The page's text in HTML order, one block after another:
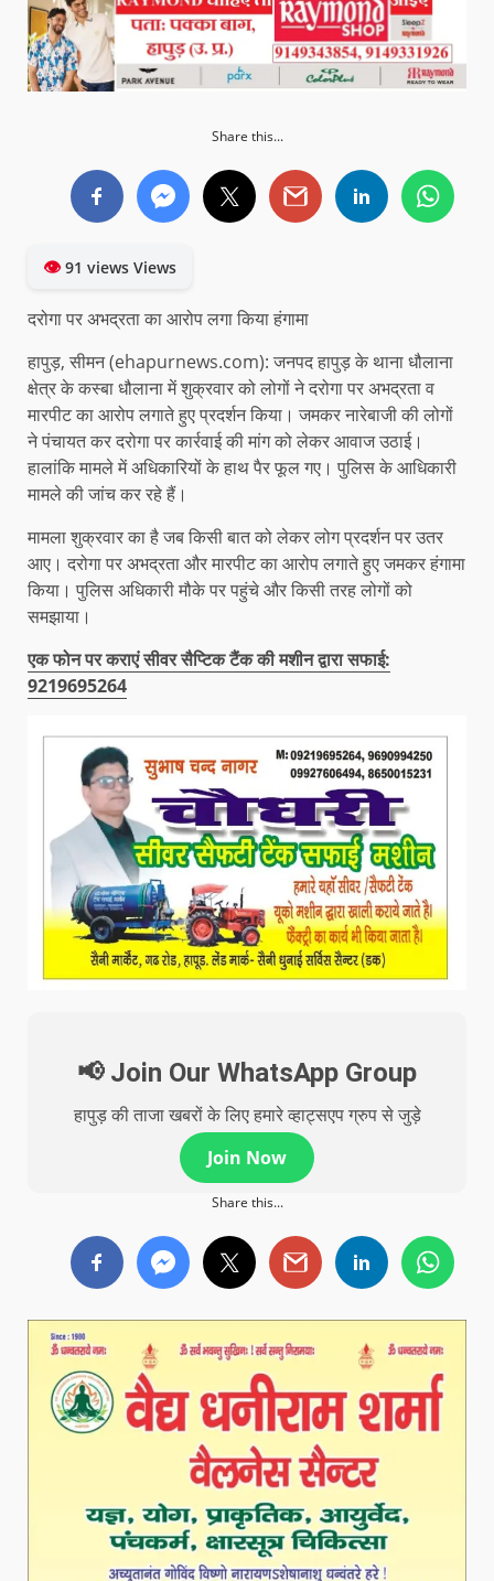
Share this...
👁91 views Views
दरोगा पर अभद्रता का आरोप लगा किया हंगामा
हापुड़, सीमन (ehapurnews.com): जनपद हापुड़ के थाना धौलाना
क्षेत्र के कस्बा धौलाना में शुक्रवार को लोगों ने दरोगा पर अभद्रता व
मारपीट का आरोप लगाते हुए प्रदर्शन किया। जमकर नारेबाजी की लोगों
ने पंचायत कर दरोगा पर कार्रवाई की मांग को लेकर आवाज उठाई।
हालांकि मामले में अधिकारियों के हाथ पैर फूल गए। पुलिस के आधिकारी
मामले की जांच कर रहे हैं।
मामला शुक्रवार का है जब किसी बात को लेकर लोग प्रदर्शन पर उतर
आए। दरोगा पर अभद्रता और मारपीट का आरोप लगाते हुए जमकर हंगामा
किया। पुलिस अधिकारी मौके पर पहुंचे और किसी तरह लोगों को
समझाया।
एक फोन पर कराएं सीवर सैप्टिक टैंक की मशीन द्वारा सफाई:
9219695264
📢 Join Our WhatsApp Group
हापुड़ की ताजा खबरों के लिए हमारे व्हाट्सएप ग्रुप से जुड़े
Join Now
Share this...